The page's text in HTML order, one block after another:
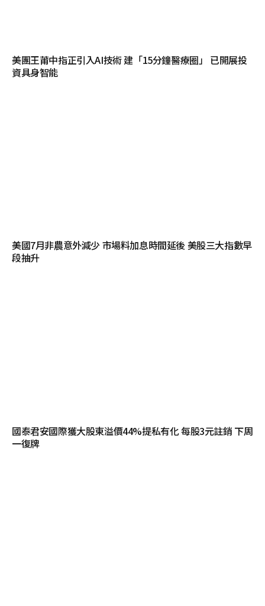
美團王莆中指正引入AI技術 建「15分鐘醫療圈」 已開展投
資具身智能
美國7月非農意外減少 市場料加息時間延後 美股三大指數早
段抽升
國泰君安國際獲大股東溢價44%提私有化 每股3元註銷 下周
一復牌